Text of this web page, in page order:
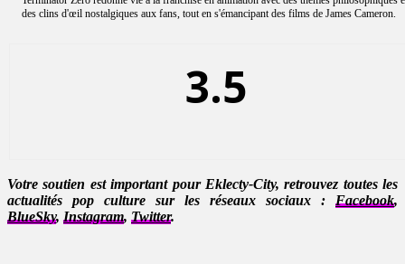
des clins d'œil nostalgiques aux fans, tout en s'émancipant des films de James Cameron.
3.5
Votre soutien est important pour Eklecty-City, retrouvez toutes les
actualités pop culture sur les réseaux sociaux : Facebook,
BlueSky, Instagram, Twitter.